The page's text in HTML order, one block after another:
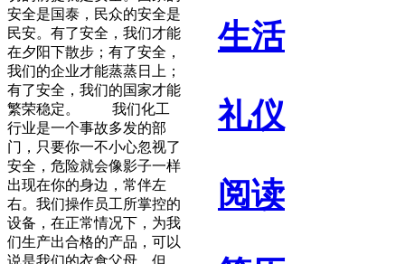
生活
礼仪
阅读
安全是国泰，民众的安全是
民安。有了安全，我们才能
在夕阳下散步；有了安全，
我们的企业才能蒸蒸日上；
有了安全，我们的国家才能
繁荣稳定。 我们化工
行业是一个事故多发的部
门，只要你一不小心忽视了
安全，危险就会像影子一样
出现在你的身边，常伴左
右。我们操作员工所掌控的
设备，在正常情况下，为我
们生产出合格的产品，可以
说是我们的衣食父母。但